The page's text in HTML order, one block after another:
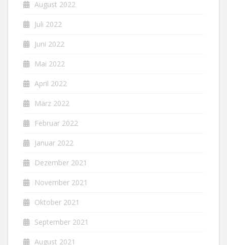
August 2022
Juli 2022
Juni 2022
Mai 2022
April 2022
März 2022
Februar 2022
Januar 2022
Dezember 2021
November 2021
Oktober 2021
September 2021
August 2021